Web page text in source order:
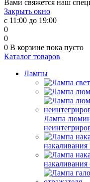
Вами свяжется наш
Закрыть окно
с 11:00 до 19:00
0
0
0 В корзине пока пусто
Каталог товаров
Лампы
Лампа
накаливания
накаливания